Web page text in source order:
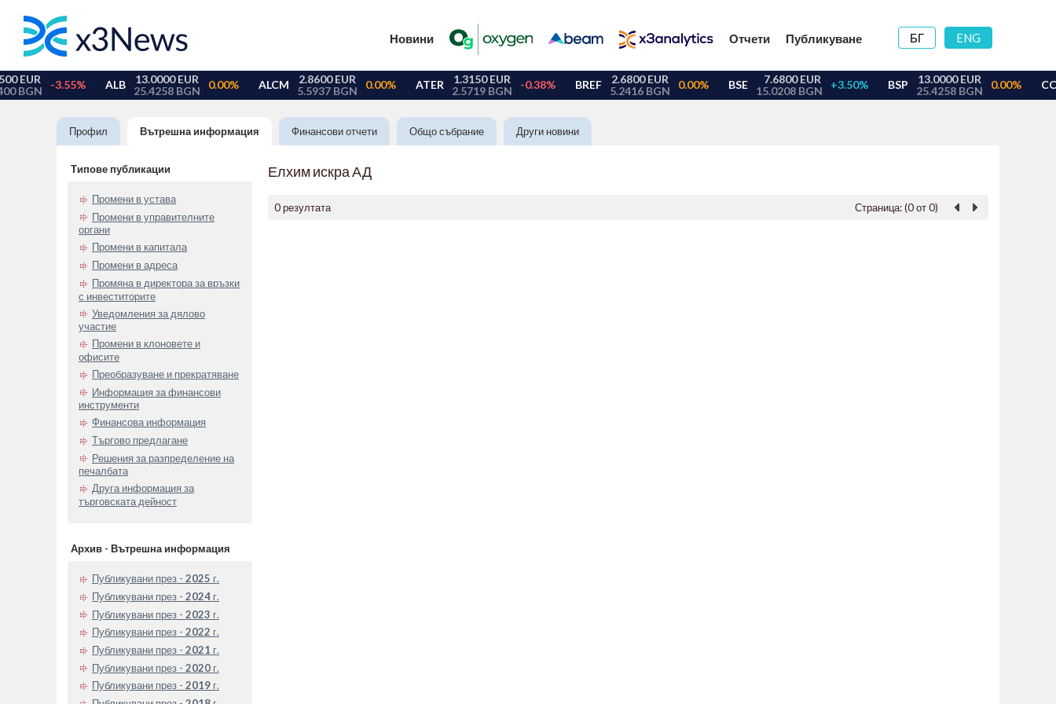
БГ ENG
Новини Отчети Публикуване
Профил Вътрешна информация Финансови отчети Общо събрание Други новини
Типове публикации
Промени в устава
Промени в управителните
органи
Промени в капитала
Промени в адреса
Промяна в директора за връзки
с инвеститорите
Уведомления за дялово
участие
Промени в клоновете и
офисите
Преобразуване и прекратяване
Информация за финансови
инструменти
Финансова информация
Търгово предлагане
Решения за разпределение на
печалбата
Друга информация за
търговската дейност
Архив - Вътрешна информация
Публикувани през - 2025 г.
Публикувани през - 2024 г.
Публикувани през - 2023 г.
Публикувани през - 2022 г.
Публикувани през - 2021 г.
Публикувани през - 2020 г.
Публикувани през - 2019 г.
Елхим искра АД
0 резултата Страница: (0 от 0)